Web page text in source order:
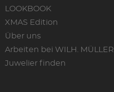
LOOKBOOK
XMAS Edition
Über uns
Arbeiten bei WILH. MÜLLER
Juwelier finden